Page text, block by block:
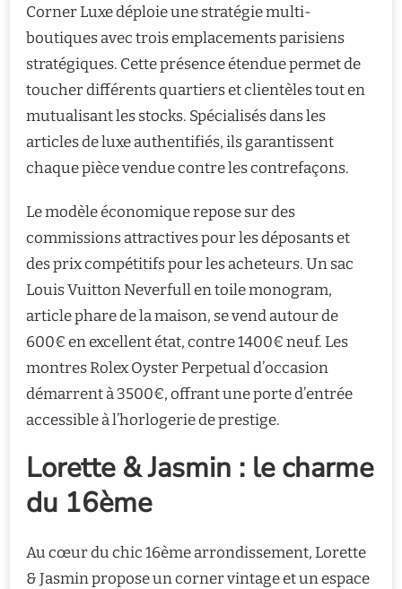
Corner Luxe déploie une stratégie multi-
boutiques avec trois emplacements parisiens
stratégiques. Cette présence étendue permet de
toucher différents quartiers et clientèles tout en
mutualisant les stocks. Spécialisés dans les
articles de luxe authentifiés, ils garantissent
chaque pièce vendue contre les contrefaçons.
Le modèle économique repose sur des
commissions attractives pour les déposants et
des prix compétitifs pour les acheteurs. Un sac
Louis Vuitton Neverfull en toile monogram,
article phare de la maison, se vend autour de
600€ en excellent état, contre 1400€ neuf. Les
montres Rolex Oyster Perpetual d’occasion
démarrent à 3500€, offrant une porte d’entrée
accessible à l’horlogerie de prestige.
Lorette & Jasmin : le charme
du 16ème
Au cœur du chic 16ème arrondissement, Lorette
& Jasmin propose un corner vintage et un espace